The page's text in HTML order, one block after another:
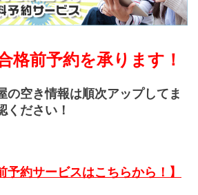
格前予約を承ります！
の空き情報は順次アップしてま
ください！
予約サービスはこちらから！】